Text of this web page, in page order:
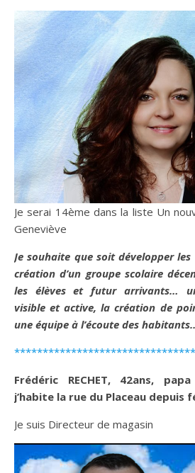
Je serai 14ème dans la liste Un
Geneviève
Je souhaite que soit développer
création d’un groupe scolaire
les élèves et futur arrivants…
visible et active, la création de
une équipe à l’écoute des
Frédéric RECHET, 42ans,
j’habite la rue du Placeau depuis
Je suis Directeur de magasin